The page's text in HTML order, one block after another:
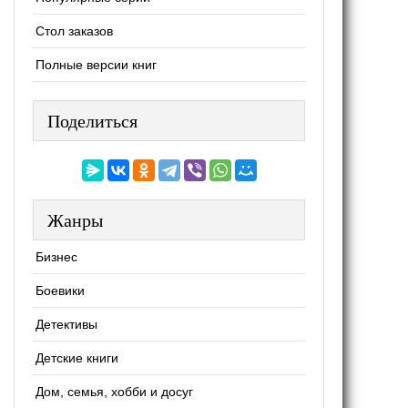
Стол заказов
Полные версии книг
Поделиться
Жанры
Бизнес
Боевики
Детективы
Детские книги
Дом, семья, хобби и досуг